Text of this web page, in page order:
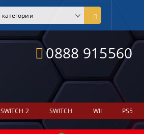
0888 915560
SWITCH 2 SWITCH WII PS5